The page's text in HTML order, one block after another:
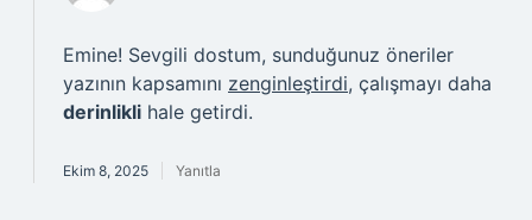
Emine! Sevgili dostum, sunduğunuz öneriler
yazının kapsamını zenginleştirdi, çalışmayı daha
derinlikli hale getirdi.
Ekim 8, 2025 Yanıtla